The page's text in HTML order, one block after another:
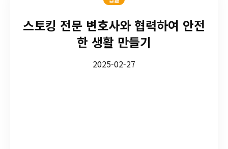
스토킹 전문 변호사와 협력하여 안전
한 생활 만들기
2025-02-27